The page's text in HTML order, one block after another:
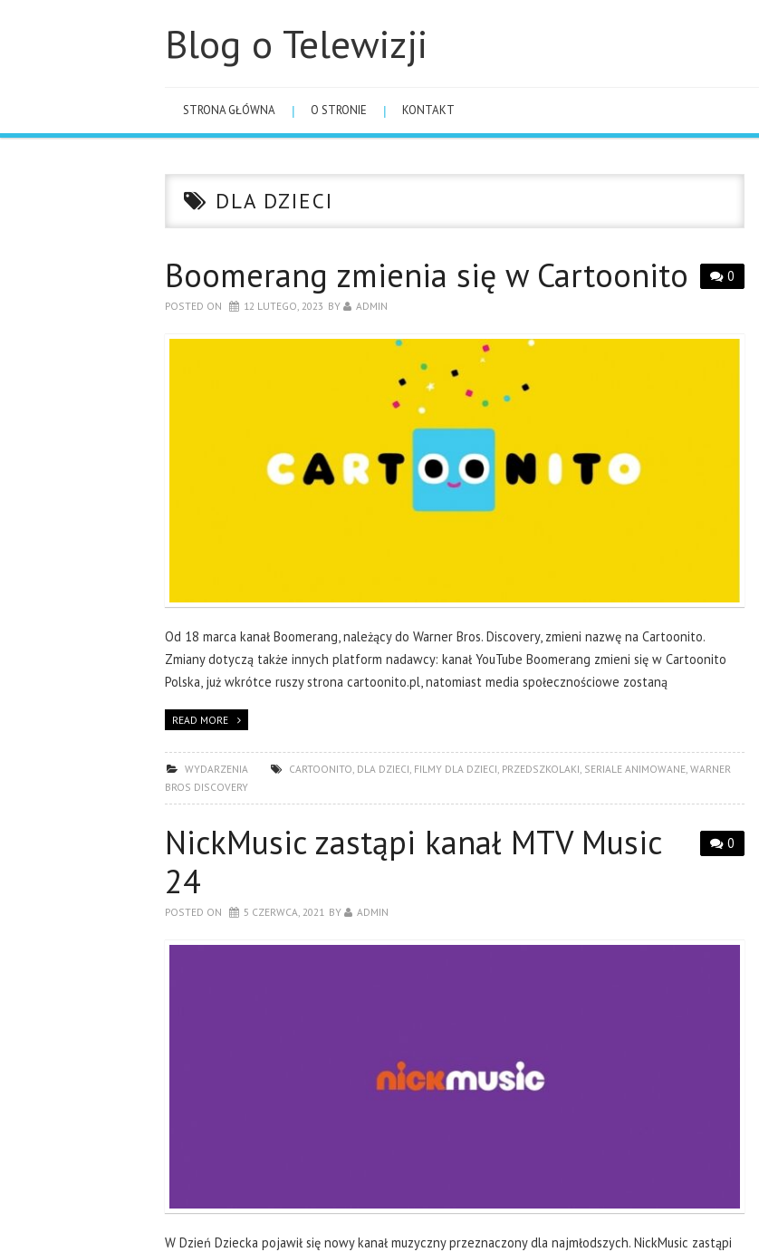
Blog o Telewizji
STRONA GŁÓWNA O STRONIE KONTAKT
DLA DZIECI
0
Boomerang zmienia się w Cartoonito
POSTED ON 12 LUTEGO, 2023 BY ADMIN
Od 18 marca kanał Boomerang, należący do Warner Bros. Discovery, zmieni nazwę na Cartoonito.
Zmiany dotyczą także innych platform nadawcy: kanał YouTube Boomerang zmieni się w Cartoonito
Polska, już wkrótce ruszy strona cartoonito.pl, natomiast media społecznościowe zostaną
READ MORE
WYDARZENIA CARTOONITO DLA DZIECI FILMY DLA DZIECI PRZEDSZKOLAKI SERIALE ANIMOWANE, WARNER
BROS DISCOVERY
0
NickMusic zastąpi kanał MTV Music
24
POSTED ON 5 CZERWCA, 2021 BY ADMIN
W Dzień Dziecka pojawił się nowy kanał muzyczny przeznaczony dla najmłodszych. NickMusic zastąpi